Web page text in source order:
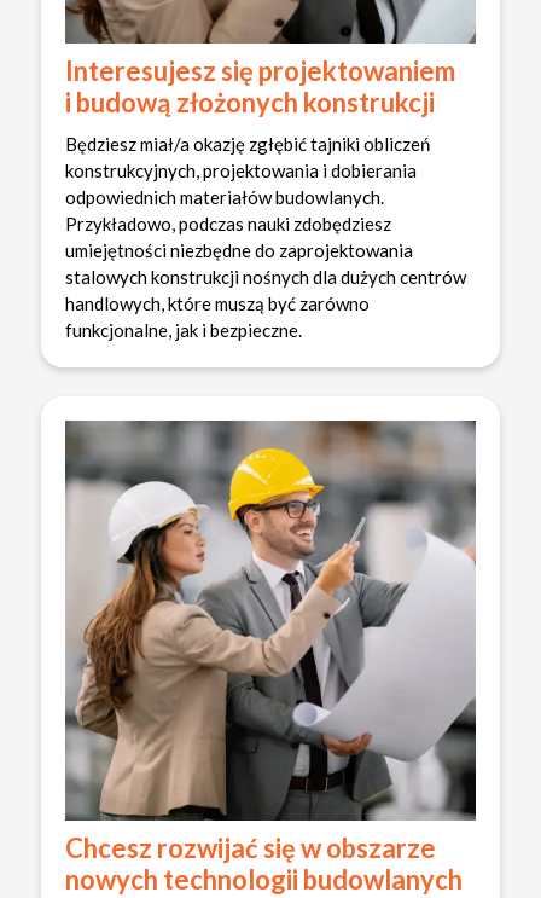
Interesujesz się projektowaniem
i budową złożonych konstrukcji
Będziesz miał/a okazję zgłębić tajniki obliczeń
konstrukcyjnych, projektowania i dobierania
odpowiednich materiałów budowlanych.
Przykładowo, podczas nauki zdobędziesz
umiejętności niezbędne do zaprojektowania
stalowych konstrukcji nośnych dla dużych centrów
handlowych, które muszą być zarówno
funkcjonalne, jak i bezpieczne.
Chcesz rozwijać się w obszarze
nowych technologii budowlanych